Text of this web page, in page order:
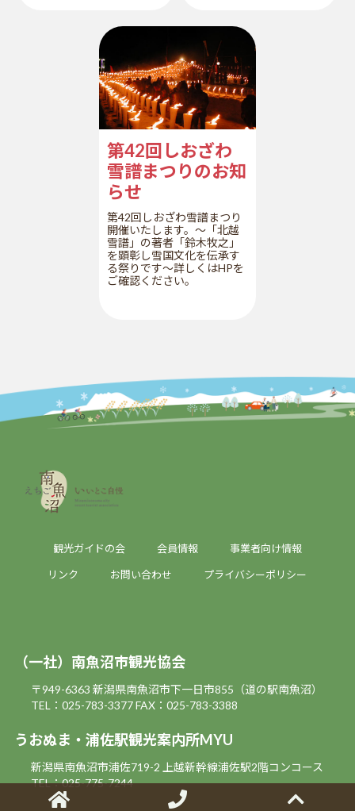
第42回しおざわ
雪譜まつりのお知
らせ
第42回しおざわ雪譜まつり
開催いたします。～「北越
雪譜」の著者「鈴木牧之」
を顕彰し雪国文化を伝承す
る祭りです～詳しくはHPを
ご確認ください。
観光ガイドの会 会員情報 事業者向け情報
リンク お問い合わせ プライバシーポリシー
（一社）南魚沼市観光協会
〒949-6363 新潟県南魚沼市下一日市855（道の駅南魚沼）
TEL：025-783-3377FAX：025-783-3388
うおぬま・浦佐駅観光案内所MYU
新潟県南魚沼市浦佐719-2 上越新幹線浦佐駅2階コンコース
TEL：025-775-7244